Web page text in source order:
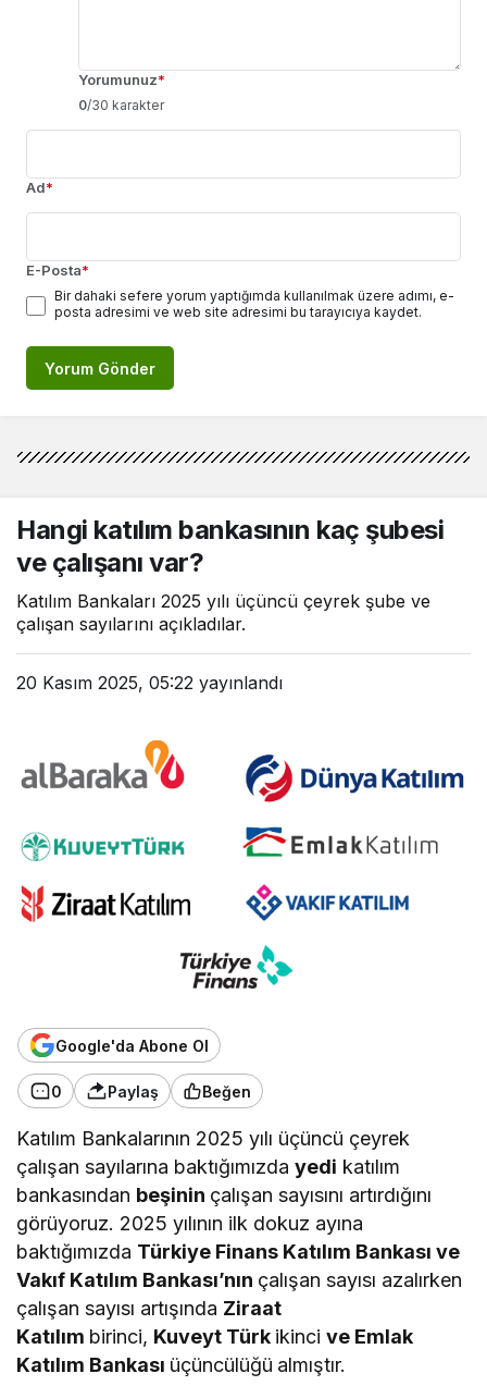
Yorumunuz*
0/30 karakter
Ad*
E-Posta*
Bir dahaki sefere yorum yaptığımda kullanılmak üzere adımı, e-
posta adresimi ve web site adresimi bu tarayıcıya kaydet.
Yorum Gönder
Hangi katılım bankasının kaç şubesi
ve çalışanı var?
Katılım Bankaları 2025 yılı üçüncü çeyrek şube ve
çalışan sayılarını açıkladılar.
20 Kasım 2025, 05:22 yayınlandı
Google'da Abone Ol
0 Paylaş Beğen
Katılım Bankalarının 2025 yılı üçüncü çeyrek
çalışan sayılarına baktığımızdayedi katılım
bankasından beşinin çalışan sayısını artırdığını
görüyoruz. 2025 yılının ilk dokuz ayına
baktığımızda Türkiye Finans Katılım Bankası ve
Vakıf Katılım Bankası’nın çalışan sayısı azalırken
çalışan sayısı artışında Ziraat
Katılım birinci, Kuveyt Türk ikincive Emlak
Katılım Bankası üçüncülüğü almıştır.